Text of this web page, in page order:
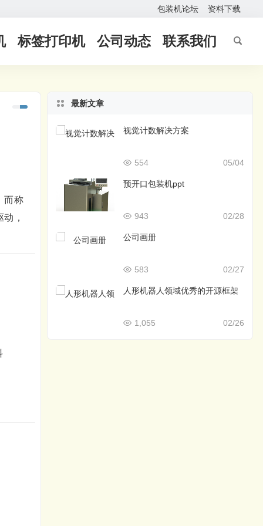
包装机论坛 资料下载
标签打印机 公司动态 联系我们
而称
，
最新文章
视觉计数解决方案
05/04
554
预开口包装机ppt
02/28
943
公司画册
02/27
583
人形机器人领域优秀的开源框架
02/26
1,055